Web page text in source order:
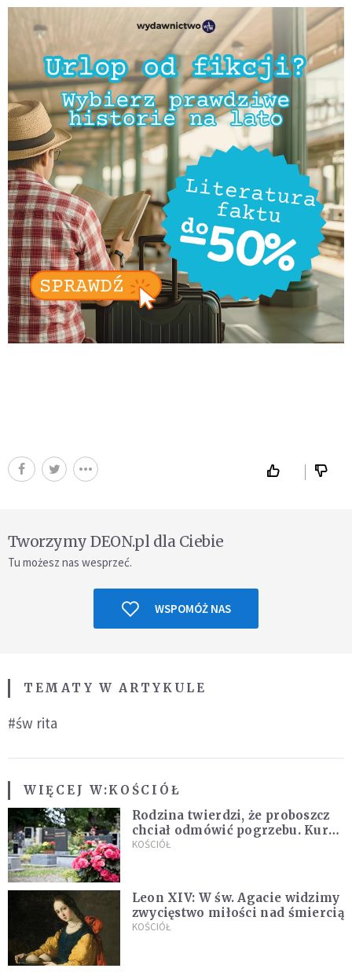
Tworzymy DEON.pl dla Ciebie
Tu możesz nas wesprzeć.
WSPOMÓŻ NAS
TEMATY W ARTYKULE
#św rita
WIĘCEJ W:KOŚCIÓŁ
Rodzina twierdzi, że proboszcz
chciał odmówić pogrzebu. Kuria
zapowiada wyjaśnienia
KOŚCIÓŁ
Leon XIV: W św. Agacie widzimy
zwycięstwo miłości nad śmiercią
KOŚCIÓŁ